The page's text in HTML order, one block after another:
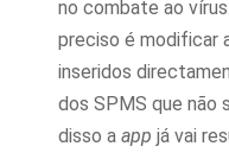
no combate ao
preciso é modificar
inseridos
dos SPMS que não
disso a app já vai